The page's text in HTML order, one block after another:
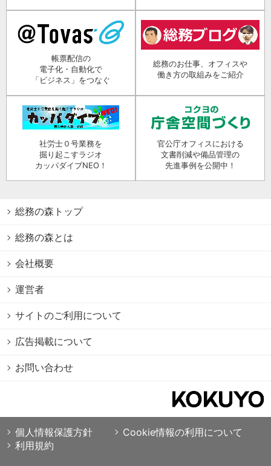
帳票配信の
電子化・自動化で
「ビジネス」をつなぐ
総務のお仕事、オフィスや
働き方の取組みをご紹介
社労士０号業務を
掘り起こすラジオ
カッパダイブNEO！
官公庁オフィスにおける
文書削減や備品管理の
先進事例を公開中！
総務の森トップ
総務の森とは
会社概要
運営者
サイトのご利用について
広告掲載について
お問い合わせ
個人情報保護方針
Cookie情報の利用について
利用規約